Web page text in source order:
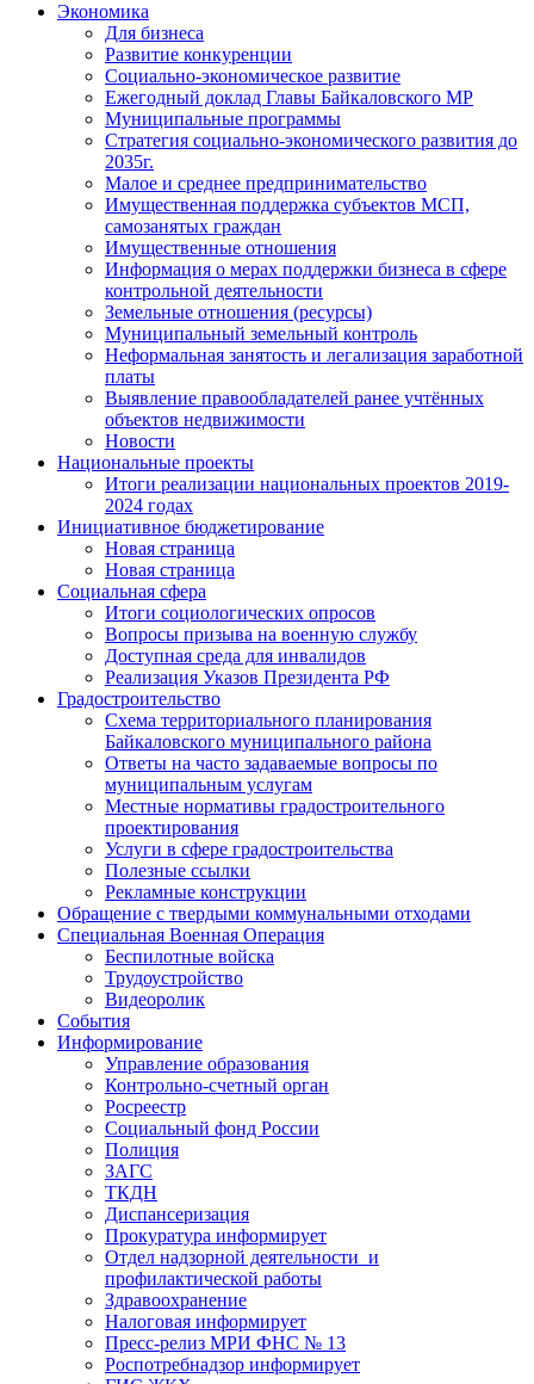
Экономика
Для бизнеса
Развитие конкуренции
Социально-экономическое развитие
Ежегодный доклад Главы Байкаловского МР
Муниципальные программы
Стратегия социально-экономического развития до
2035г.
Малое и среднее предпринимательство
Имущественная поддержка субъектов МСП,
самозанятых граждан
Имущественные отношения
Информация о мерах поддержки бизнеса в сфере
контрольной деятельности
Земельные отношения (ресурсы)
Муниципальный земельный контроль
Неформальная занятость и легализация заработной
платы
Выявление правообладателей ранее учтённых
объектов недвижимости
Новости
Национальные проекты
Итоги реализации национальных проектов 2019-
2024 годах
Инициативное бюджетирование
Новая страница
Новая страница
Социальная сфера
Итоги социологических опросов
Вопросы призыва на военную службу
Доступная среда для инвалидов
Реализация Указов Президента РФ
Градостроительство
Схема территориального планирования
Байкаловского муниципального района
Ответы на часто задаваемые вопросы по
муниципальным услугам
Местные нормативы градостроительного
проектирования
Услуги в сфере градостроительства
Полезные ссылки
Рекламные конструкции
Обращение с твердыми коммунальными отходами
Специальная Военная Операция
Беспилотные войска
Трудоустройство
Видеоролик
События
Информирование
Управление образования
Контрольно-счетный орган
Росреестр
Социальный фонд России
Полиция
ЗАГС
ТКДН
Диспансеризация
Прокуратура информирует
Отдел надзорной деятельности и
профилактической работы
Здравоохранение
Налоговая информирует
Пресс-релиз МРИ ФНС № 13
Роспотребнадзор информирует